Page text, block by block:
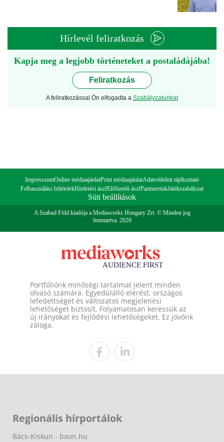
Hírlevél feliratkozás
Kapja meg a legjobb történeteket a postaládájába!
Feliratkozás
A feliratkozással Ön elfogadta a Szabályzatunkat
ImpresszumOnline médiaajánlatPrint médiaajánlatAdatvédelmi tájékoztató
Felhasználási feltételekHirdetési ászfElőfizetői ászfPartnereinkJátékszabályzat
Süti beállítások
A Szabad Föld kiadója a Mediaworks Hungary Zrt. © Minden jog
fenntartva. 2026
Portfóliónk minőségi tartalmat jelent minden
olvasó számára. Egyedülálló elérést, országos
lefedettséget és változatos megjelenési
lehetőséget biztosít. Folyamatosan keressük az
új irányokat és fejlődési lehetőségeket. Ez jövőnk
záloga.
Regionális hírportálok
Bács-Kiskun - baon.hu